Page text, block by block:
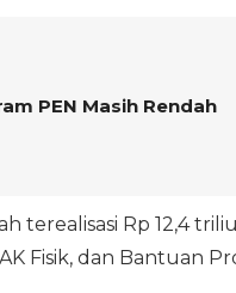
PEN Masih Rendah
Rp 12,4
Fisik, dan Bantuan